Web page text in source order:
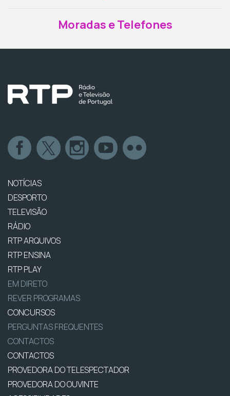
Moradas e Telefones
NOTÍCIAS
DESPORTO
TELEVISÃO
RÁDIO
RTP ARQUIVOS
RTP ENSINA
RTP PLAY
EM DIRETO
REVER PROGRAMAS
CONCURSOS
PERGUNTAS FREQUENTES
CONTACTOS
CONTACTOS
PROVEDORA DO TELESPECTADOR
PROVEDORA DO OUVINTE